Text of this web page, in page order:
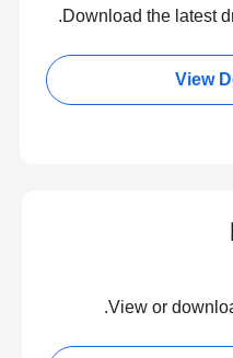
Download the latest
View
View or